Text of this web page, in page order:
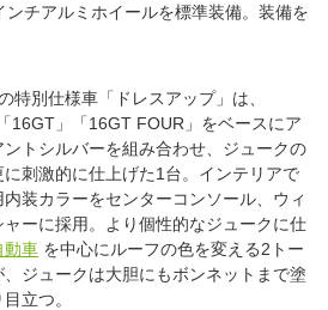
チアルミホイールを標準装備。装備を
特別仕様車「ドレスアップ」は、
16GT」「16GT FOUR」をベースにア
トシルバーを組み合わせ、ジュークの
刺激的に仕上げた1台。インテリアで
装カラーをセンターコンソール、ウィ
ーに採用。より個性的なジュークに仕
動車 を中心にルーフの色を変える2トー
ジュークは大胆にもボンネットまで塗
立つ。